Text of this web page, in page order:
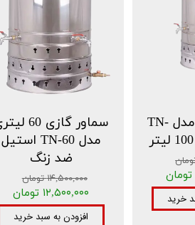
سماور گازی 60
مدل TN-60 استیل
ضد زنگ
۱۴,۵۰۰,۰۰۰ تومان
۱۲,۵۰۰,۰۰۰ تومان
افزودن به سبد خرید
سماور گازی مدل TN-
خرید